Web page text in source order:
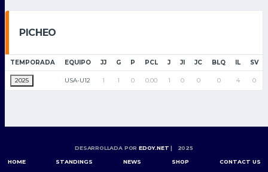
PICHEO
TEMPORADA EQUIPO JJ G P PCL J JI JC BLQ IL SV
2025 USA-U12 1 1 0 0.00 1 0 0 0 4 0
DESARROLLADA POR EDOY.NET | 2025
HOME STANDINGS NEWS SHOP CONTACT US